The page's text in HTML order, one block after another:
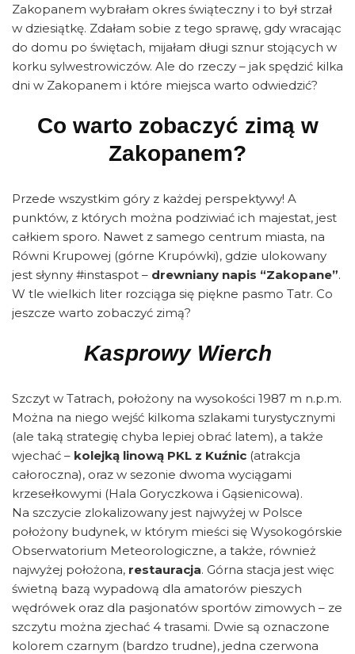
Zakopanem wybrałam okres świąteczny i to był strzał
w dziesiątkę. Zdałam sobie z tego sprawę, gdy wracając
do domu po świętach, mijałam długi sznur stojących w
korku sylwestrowiczów. Ale do rzeczy – jak spędzić kilka
dni w Zakopanem i które miejsca warto odwiedzić?
Co warto zobaczyć zimą w
Zakopanem?
Przede wszystkim góry z każdej perspektywy! A
punktów, z których można podziwiać ich majestat, jest
całkiem sporo. Nawet z samego centrum miasta, na
Równi Krupowej (górne Krupówki), gdzie ulokowany
jest słynny #instaspot – drewniany napis “Zakopane”.
W tle wielkich liter rozciąga się piękne pasmo Tatr. Co
jeszcze warto zobaczyć zimą?
Kasprowy Wierch
Szczyt w Tatrach, położony na wysokości 1987 m n.p.m.
Można na niego wejść kilkoma szlakami turystycznymi
(ale taką strategię chyba lepiej obrać latem), a także
wjechać – kolejką linową PKL z Kuźnic (atrakcja
całoroczna), oraz w sezonie dwoma wyciągami
krzesełkowymi (Hala Goryczkowa i Gąsienicowa).
Na szczycie zlokalizowany jest najwyżej w Polsce
położony budynek, w którym mieści się Wysokogórskie
Obserwatorium Meteorologiczne, a także, również
najwyżej położona, restauracja. Górna stacja jest więc
świetną bazą wypadową dla amatorów pieszych
wędrówek oraz dla pasjonatów sportów zimowych – ze
szczytu można zjechać 4 trasami. Dwie są oznaczone
kolorem czarnym (bardzo trudne), jedna czerwona